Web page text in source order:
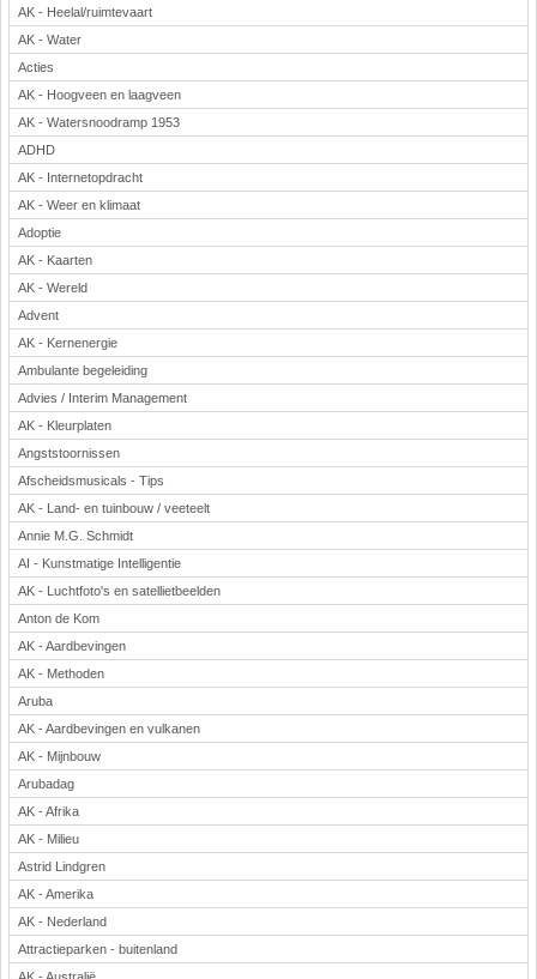
AK - Heelal/ruimtevaart
AK - Water
Acties
AK - Hoogveen en laagveen
AK - Watersnoodramp 1953
ADHD
AK - Internetopdracht
AK - Weer en klimaat
Adoptie
AK - Kaarten
AK - Wereld
Advent
AK - Kernenergie
Ambulante begeleiding
Advies / Interim Management
AK - Kleurplaten
Angststoornissen
Afscheidsmusicals - Tips
AK - Land- en tuinbouw / veeteelt
Annie M.G. Schmidt
AI - Kunstmatige Intelligentie
AK - Luchtfoto's en satellietbeelden
Anton de Kom
AK - Aardbevingen
AK - Methoden
Aruba
AK - Aardbevingen en vulkanen
AK - Mijnbouw
Arubadag
AK - Afrika
AK - Milieu
Astrid Lindgren
AK - Amerika
AK - Nederland
Attractieparken - buitenland